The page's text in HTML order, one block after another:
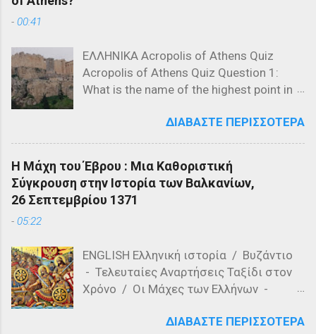
- 00:41
ΕΛΛΗΝΙΚΑ Acropolis of Athens Quiz
Acropolis of Athens Quiz Question 1:
What is the name of the highest point in
Propylaea c) The Acropolis Hill Question
2: Which of the following is NOT a
structure on the Acropolis? a) The
Parthenon b) The Propylaea c) The
Colosseum Question 3: Who designed
the Parthenon? a) Ictinus and Callicrates
material used in the construction of the
Parthenon? a) Marble b) Granite c)
Limestone Question 5: Which of the
architecture? a) Romanesque style b)
ΔΙΑΒΆΣΤΕ ΠΕΡΙΣΣΌΤΕΡΑ
Η Μάχη του Έβρου : Μια Καθοριστική
Σύγκρουση στην Ιστορία των Βαλκανίων,
26 Σεπτεμβρίου 1371
- 05:22
ENGLISH Ελληνική ιστορία / Βυζάντιο
- Τελευταίες Αναρτήσεις Ταξίδι στον
Χρόνο / Οι Μάχες των Ελλήνων -
Έβρου, γνωστή και ως Μάχη του
ΔΙΑΒΆΣΤΕ ΠΕΡΙΣΣΌΤΕΡΑ